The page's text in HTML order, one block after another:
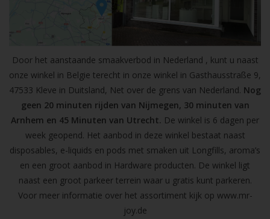
Door het aanstaande smaakverbod in Nederland , kunt u naast
onze winkel in Belgie terecht in onze winkel in Gasthausstraße 9,
47533 Kleve in Duitsland, Net over de grens van Nederland. Nog
geen 20 minuten rijden van Nijmegen, 30 minuten van
Arnhem en 45 Minuten van Utrecht. De winkel is 6 dagen per
week geopend. Het aanbod in deze winkel bestaat naast
disposables, e-liquids en pods met smaken uit Longfills, aroma’s
en een groot aanbod in Hardware producten. De winkel ligt
naast een groot parkeer terrein waar u gratis kunt parkeren.
Voor meer informatie over het assortiment kijk op www.mr-
joy.de